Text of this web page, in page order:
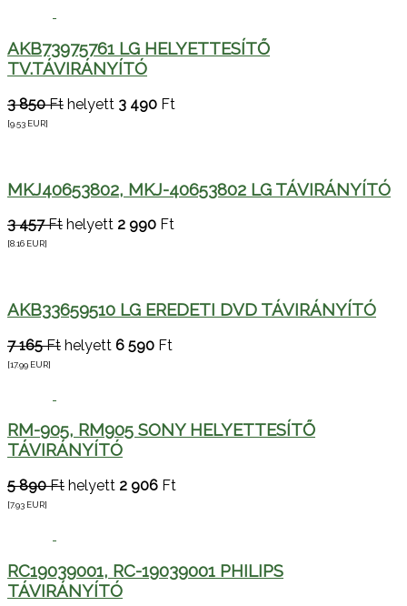
AKB73975761 LG HELYETTESÍTŐ
TV.TÁVIRÁNYÍTÓ
3 850 Ft helyett 3 490 Ft
[9.53 EUR]
MKJ40653802, MKJ-40653802 LG TÁVIRÁNYÍTÓ
3 457 Ft helyett 2 990 Ft
[8.16 EUR]
AKB33659510 LG EREDETI DVD TÁVIRÁNYÍTÓ
7 165 Ft helyett 6 590 Ft
[17.99 EUR]
RM-905, RM905 SONY HELYETTESÍTŐ
TÁVIRÁNYÍTÓ
5 890 Ft helyett 2 906 Ft
[7.93 EUR]
RC19039001, RC-19039001 PHILIPS
TÁVIRÁNYÍTÓ